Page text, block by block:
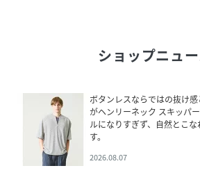
ショップニュ
ボタンレスならではの抜け
がヘンリーネック スキッパ
ルになりすぎず、自然とこ
す。
2026.08.07